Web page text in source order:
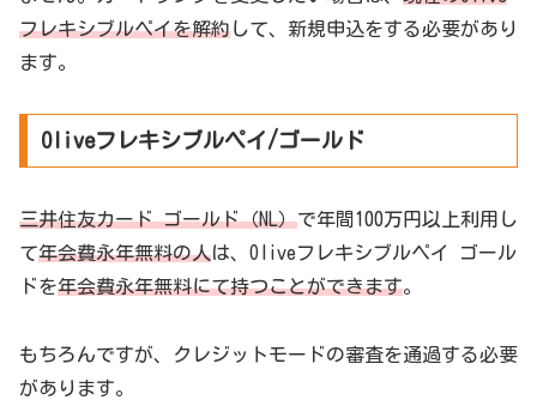
フレキシブルペイを解約して、新規申込をする必要があり
ます。
Oliveフレキシブルペイ/ゴールド
三井住友カード ゴールド（NL）で年間100万円以上利用し
て年会費永年無料の人は、Oliveフレキシブルペイ ゴール
ドを年会費永年無料にて持つことができます。
もちろんですが、クレジットモードの審査を通過する必要
があります。